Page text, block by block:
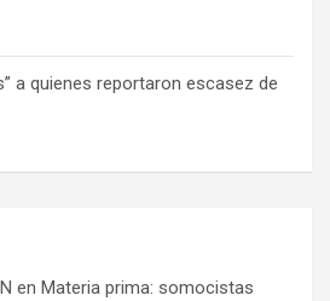
a quienes reportaron escasez de
en Materia prima: somocistas